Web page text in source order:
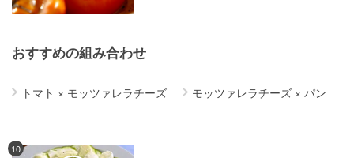
おすすめの組み合わせ
トマト × モッツァレラチーズ モッツァレラチーズ × パン
10